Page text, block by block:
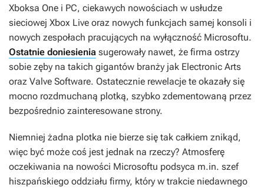
Xboksa One i PC, ciekawych nowościach w usłudze
sieciowej Xbox Live oraz nowych funkcjach samej konsoli i
nowych zespołach pracujących na wyłączność Microsoftu.
Ostatnie doniesienia sugerowały nawet, że firma ostrzy
sobie zęby na takich gigantów branży jak Electronic Arts
oraz Valve Software. Ostatecznie rewelacje te okazały się
mocno rozdmuchaną plotką, szybko zdementowaną przez
bezpośrednio zainteresowane strony.
Niemniej żadna plotka nie bierze się tak całkiem znikąd,
więc być może coś jest jednak na rzeczy? Atmosferę
oczekiwania na nowości Microsoftu podsyca m.in. szef
hiszpańskiego oddziału firmy, który w trakcie niedawnego